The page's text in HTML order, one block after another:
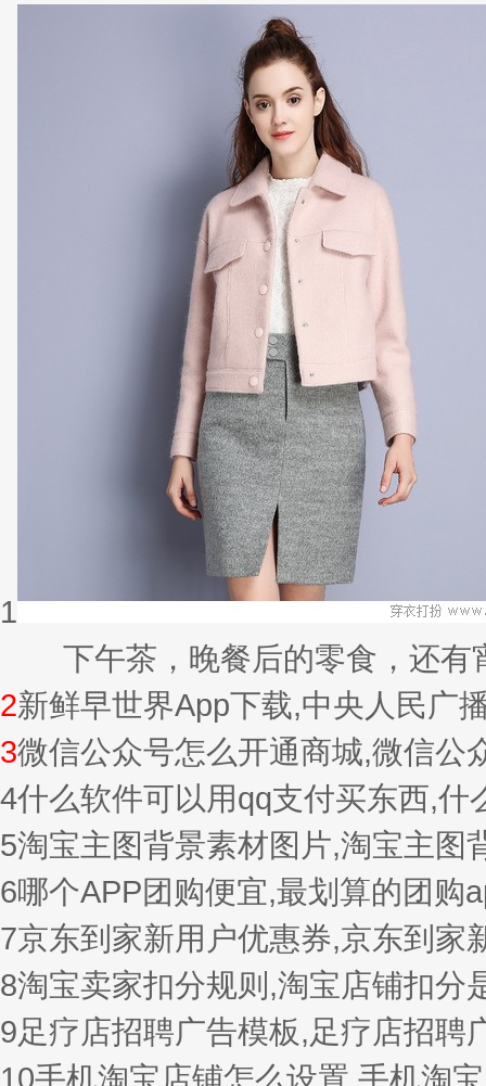
1
下午茶，晚餐后的零食，还有
2新鲜早世界App下载,中央人民广
3微信公众号怎么开通商城,微信公
4什么软件可以用qq支付买东西,什
5淘宝主图背景素材图片,淘宝主图
6哪个APP团购便宜,最划算的团购
7京东到家新用户优惠券,京东到家
8淘宝卖家扣分规则,淘宝店铺扣分
9足疗店招聘广告模板,足疗店招聘
10手机淘宝店铺怎么设置,手机淘